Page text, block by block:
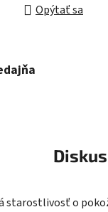
Opýtať sa
starostlivosť o